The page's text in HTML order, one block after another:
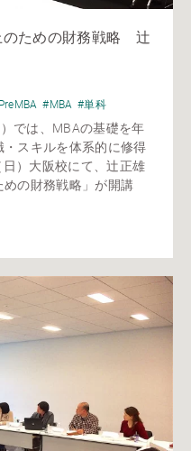
のための財務戦略 辻
#MBA #単科
では、MBAの基礎を年
スキルを体系的に修得
）大阪校にて、辻正雄
の財務戦略」が開講